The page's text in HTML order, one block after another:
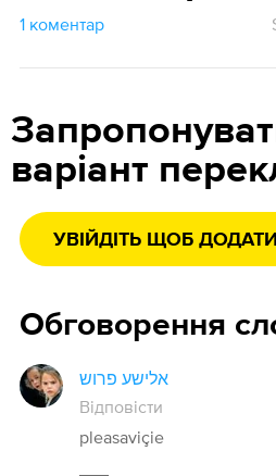
1 коментар
варіант
УВІЙДІТЬ ЩОБ
Обговорення
אלישע פרוש
Відповісти
pleasaviçie